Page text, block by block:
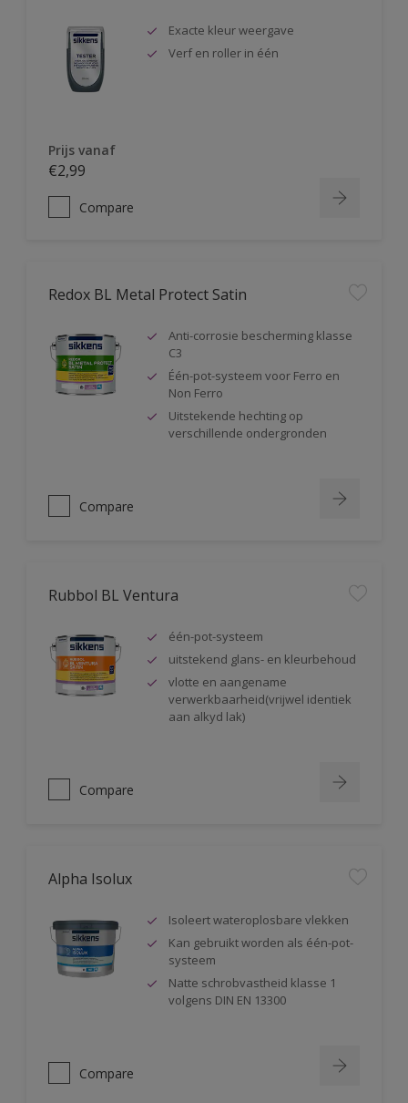
Exacte kleur weergave
Verf en roller in één
Prijs vanaf
€2,99
Compare
Redox BL Metal Protect Satin
Anti-corrosie bescherming klasse
C3
Één-pot-systeem voor Ferro en
Non Ferro
Uitstekende hechting op
verschillende ondergronden
Compare
Rubbol BL Ventura
één-pot-systeem
uitstekend glans- en kleurbehoud
vlotte en aangename
verwerkbaarheid(vrijwel identiek
aan alkyd lak)
Compare
Alpha Isolux
Isoleert wateroplosbare vlekken
Kan gebruikt worden als één-pot-
systeem
Natte schrobvastheid klasse 1
volgens DIN EN 13300
Compare